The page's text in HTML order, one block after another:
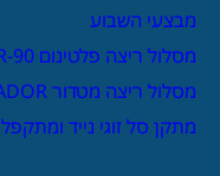
מבצעי השבוע
מסלול ריצה פלטינום YORK PLATINUM GEL R-90
מסלול ריצה מטדור YORK MATADOR
מתקן סל זוגי נייד ומתקפל